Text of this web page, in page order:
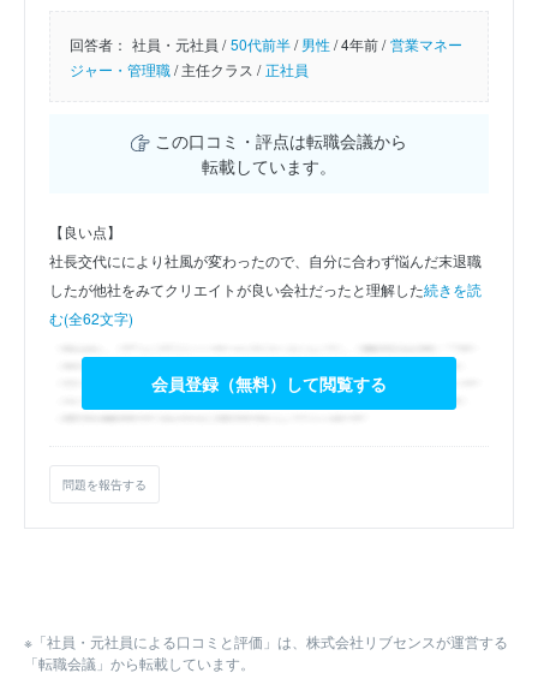
回答者： 社員・元社員 / 50代前半/男性/4年前 / 営業マネー
ジャー・管理職/主任クラス / 正社員
この口コミ・評点は転職会議から
転載しています。
【良い点】
社長交代ににより社風が変わったので、自分に合わず悩んだ末退職
したが他社をみてクリエイトが良い会社だったと理解した続きを読
む(全62文字)
会員登録（無料）して閲覧する
問題を報告する
※「社員・元社員による口コミと評価」は、株式会社リブセンスが運営する
「転職会議」から転載しています。